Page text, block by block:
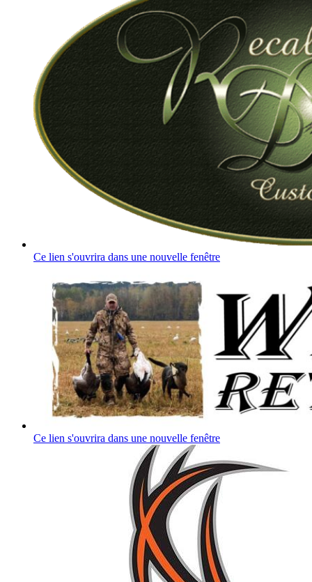
Ce lien s'ouvrira dans une nouvelle fenêtre
Ce lien s'ouvrira dans une nouvelle fenêtre